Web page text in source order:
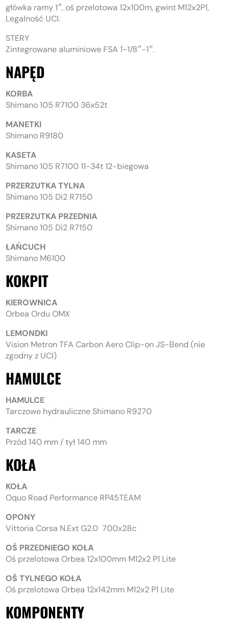
główka ramy 1″, oś przelotowa 12x100m, gwint M12x2P1,
Legalność UCI.
STERY
Zintegrowane aluminiowe FSA 1-1/8″-1″.
NAPĘD
KORBA
Shimano 105 R7100 36x52t
MANETKI
Shimano R9180
KASETA
Shimano 105 R7100 11-34t 12-biegowa
PRZERZUTKA TYLNA
Shimano 105 Di2 R7150
PRZERZUTKA PRZEDNIA
Shimano 105 Di2 R7150
ŁAŃCUCH
Shimano M6100
KOKPIT
KIEROWNICA
Orbea Ordu OMX
LEMONDKI
Vision Metron TFA Carbon Aero Clip-on JS-Bend (nie
zgodny z UCI)
HAMULCE
HAMULCE
Tarczowe hydrauliczne Shimano R9270
TARCZE
Przód 140 mm / tył 140 mm
KOŁA
KOŁA
Oquo Road Performance RP45TEAM
OPONY
Vittoria Corsa N.Ext G2.0 700x28c
OŚ PRZEDNIEGO KOŁA
Oś przelotowa Orbea 12x100mm M12x2 P1 Lite
OŚ TYLNEGO KOŁA
Oś przelotowa Orbea 12x142mm M12x2 P1 Lite
KOMPONENTY